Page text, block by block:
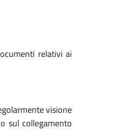
relativi ai
visione
sul collegamento